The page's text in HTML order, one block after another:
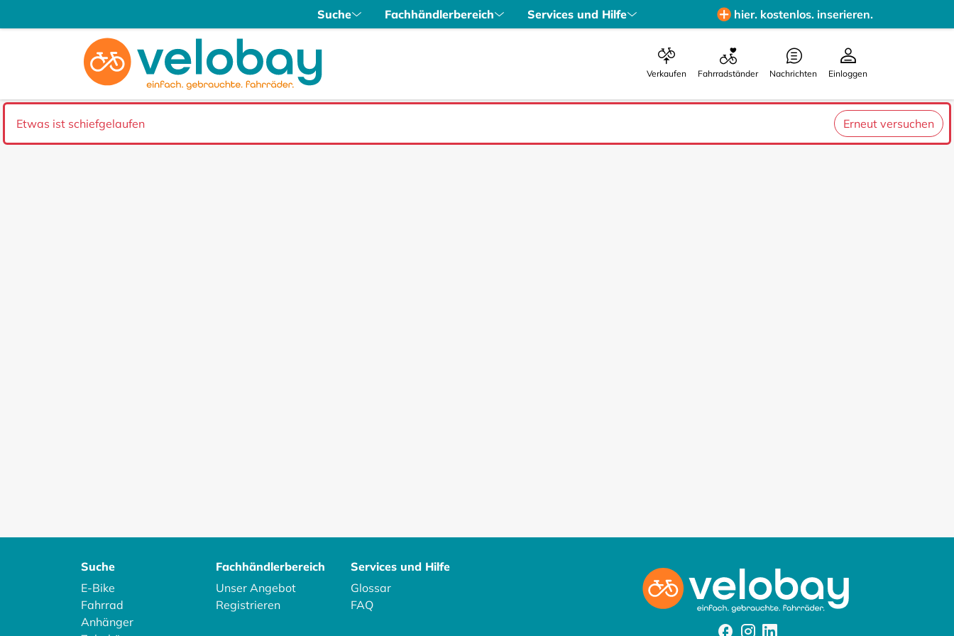
Suche Fachhändlerbereich Services und Hilfe hier. kostenlos. inserieren.
Verkaufen Fahrradständer Nachrichten Einloggen
Etwas ist schiefgelaufen Erneut versuchen
Suche
E-Bike
Fahrrad
Anhänger
Fachhändlerbereich
Unser Angebot
Registrieren
Services und Hilfe
Glossar
FAQ
FacebookInstagram